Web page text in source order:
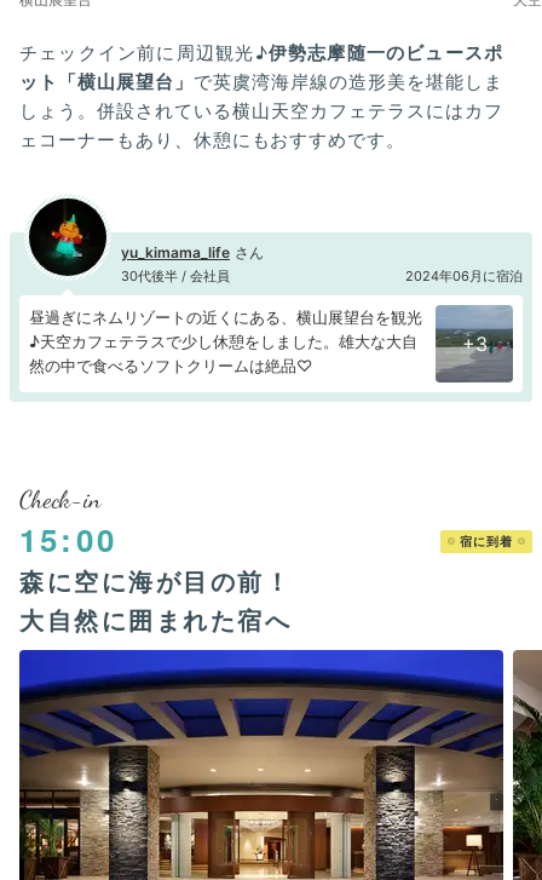
チェックイン前に周辺観光♪伊勢志摩随一のビュースポ
ット「横山展望台」 で英虞湾海岸線の造形美を堪能しま
しょう。併設されている横山天空カフェテラスにはカフ
ェコーナーもあり、休憩にもおすすめです。
yu_kimama_life
30代後半 / 会社員 2024年06月に宿泊
昼過ぎにネムリゾートの近くにある、横山展望台を観光
♪天空カフェテラスで少し休憩をしました。雄大な大自
然の中で食べるソフトクリームは絶品♡
+3
Check-in
15:00 宿に到着
森に空に海が目の前！
大自然に囲まれた宿へ